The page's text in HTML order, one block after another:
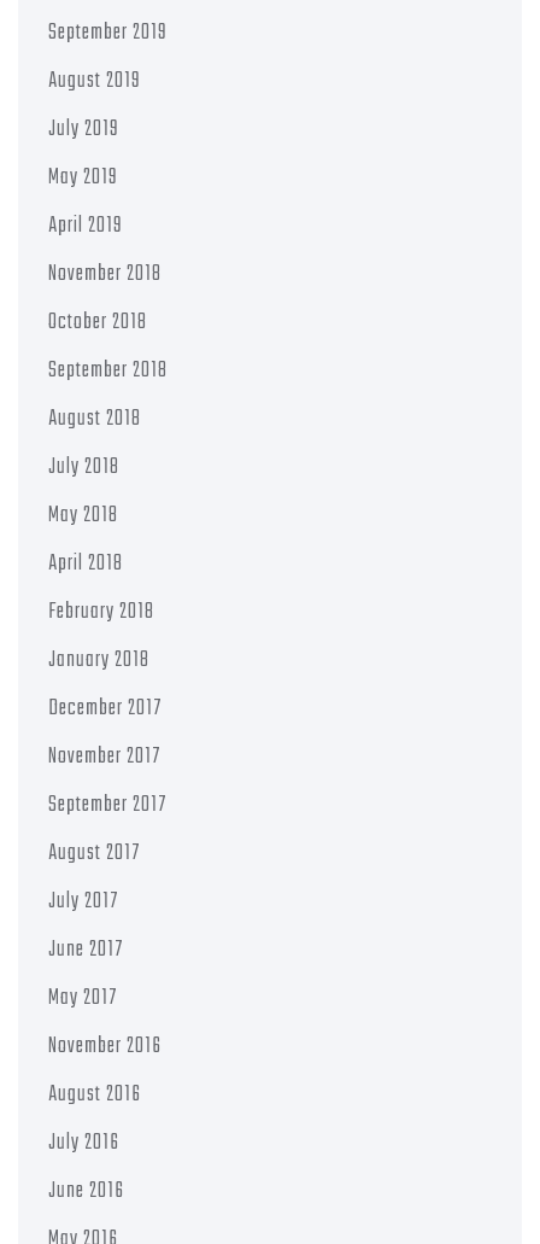
September 2019
August 2019
July 2019
May 2019
April 2019
November 2018
October 2018
September 2018
August 2018
July 2018
May 2018
April 2018
February 2018
January 2018
December 2017
November 2017
September 2017
August 2017
July 2017
June 2017
May 2017
November 2016
August 2016
July 2016
June 2016